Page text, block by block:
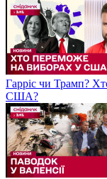
Гарріс чи Трамп?
США?